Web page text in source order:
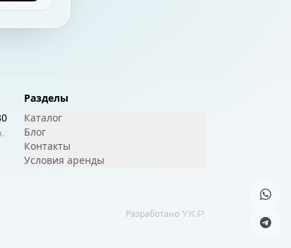
Разделы
Каталог
Блог
Контакты
Условия аренды
Разработано YKP.